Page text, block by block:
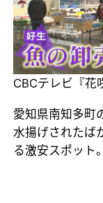
CBCテレビ『花
愛知県南知多町
水揚げされたば
る激安スポット。